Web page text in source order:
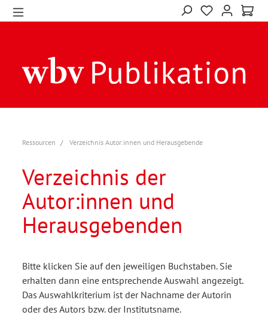
Ressourcen Verzeichnis Autor:innen und Herausgebende
Verzeichnis der
Autor:innen und
Herausgebenden
Bitte klicken Sie auf den jeweiligen Buchstaben. Sie
erhalten dann eine entsprechende Auswahl angezeigt.
Das Auswahlkriterium ist der Nachname der Autorin
oder des Autors bzw. der Institutsname.